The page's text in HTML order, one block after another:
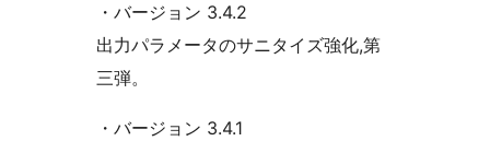
・バージョン 3.4.2
出力パラメータのサニタイズ強化,第
三弾。
・バージョン 3.4.1